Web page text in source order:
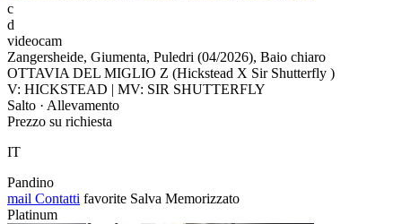
c
d
videocam
Zangersheide, Giumenta, Puledri (04/2026), Baio chiaro
OTTAVIA DEL MIGLIO Z (Hickstead X Sir Shutterfly )
V: HICKSTEAD | MV: SIR SHUTTERFLY
Salto · Allevamento
Prezzo su richiesta
IT
Pandino
mail Contatti favorite Salva Memorizzato
Platinum